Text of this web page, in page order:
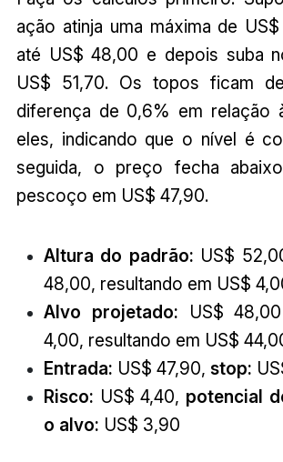
ação atinja uma máxima de
até US$ 48,00 e depois suba
US$ 51,70. Os topos ficam
diferença de 0,6% em relação
eles, indicando que o nível é
seguida, o preço fecha
pescoço em US$ 47,90.
Altura do padrão: US$
48,00, resultando em US$
Alvo projetado: US$
4,00, resultando em US$
Entrada: US$ 47,90, stop:
Risco: US$ 4,40, potencial
o alvo: US$ 3,90